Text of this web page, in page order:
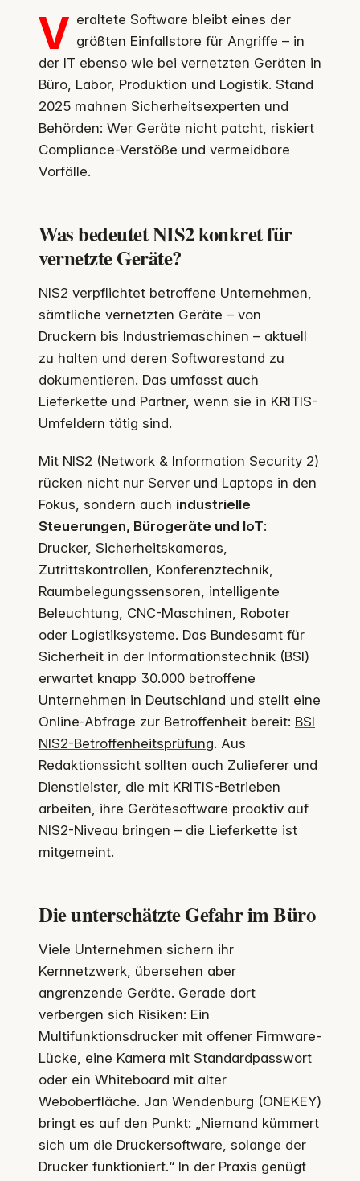
V eraltete Software bleibt eines der
größten Einfallstore für Angriffe – in
der IT ebenso wie bei vernetzten Geräten in
Büro, Labor, Produktion und Logistik. Stand
2025 mahnen Sicherheitsexperten und
Behörden: Wer Geräte nicht patcht, riskiert
Compliance-Verstöße und vermeidbare
Vorfälle.
Was bedeutet NIS2 konkret für
vernetzte Geräte?
NIS2 verpflichtet betroffene Unternehmen,
sämtliche vernetzten Geräte – von
Druckern bis Industriemaschinen – aktuell
zu halten und deren Softwarestand zu
dokumentieren. Das umfasst auch
Lieferkette und Partner, wenn sie in KRITIS-
Umfeldern tätig sind.
Mit NIS2 (Network & Information Security 2)
rücken nicht nur Server und Laptops in den
Fokus, sondern auch industrielle
Steuerungen, Bürogeräte und IoT:
Drucker, Sicherheitskameras,
Zutrittskontrollen, Konferenztechnik,
Raumbelegungssensoren, intelligente
Beleuchtung, CNC-Maschinen, Roboter
oder Logistiksysteme. Das Bundesamt für
Sicherheit in der Informationstechnik (BSI)
erwartet knapp 30.000 betroffene
Unternehmen in Deutschland und stellt eine
Online-Abfrage zur Betroffenheit bereit: BSI
NIS2-Betroffenheitsprüfung. Aus
Redaktionssicht sollten auch Zulieferer und
Dienstleister, die mit KRITIS-Betrieben
arbeiten, ihre Gerätesoftware proaktiv auf
NIS2-Niveau bringen – die Lieferkette ist
mitgemeint.
Die unterschätzte Gefahr im Büro
Viele Unternehmen sichern ihr
Kernnetzwerk, übersehen aber
angrenzende Geräte. Gerade dort
verbergen sich Risiken: Ein
Multifunktionsdrucker mit offener Firmware-
Lücke, eine Kamera mit Standardpasswort
oder ein Whiteboard mit alter
Weboberfläche. Jan Wendenburg (ONEKEY)
bringt es auf den Punkt: „Niemand kümmert
sich um die Druckersoftware, solange der
Drucker funktioniert.“ In der Praxis genügt